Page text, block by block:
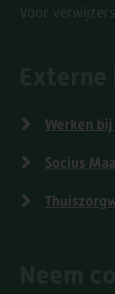
Voor verwijzers
Werken
Socius